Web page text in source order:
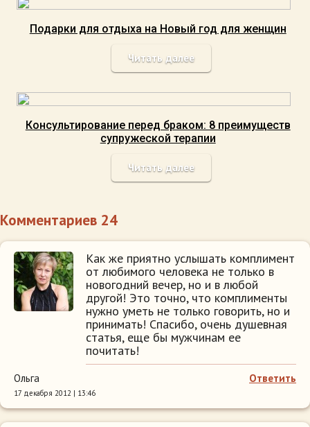
Подарки для отдыха на Новый год для женщин
Читать далее
Консультирование перед браком: 8 преимуществ
супружеской терапии
Читать далее
Комментариев 24
Как же приятно услышать комплимент
от любимого человека не только в
новогодний вечер, но и в любой
другой! Это точно, что комплименты
нужно уметь не только говорить, но и
принимать! Спасибо, очень душевная
статья, еще бы мужчинам ее
почитать!
Ответить
Ольга
17 декабря 2012 | 13:46